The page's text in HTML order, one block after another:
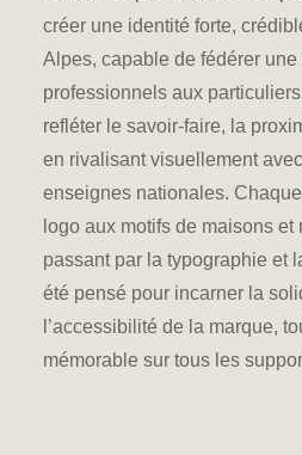
créer une identité forte,
Alpes, capable de fédérer
professionnels aux
refléter le savoir-faire, la
en rivalisant visuellement
enseignes nationales.
logo aux motifs de maisons et
passant par la typographie et
été pensé pour incarner la
l’accessibilité de la marque,
mémorable sur tous les